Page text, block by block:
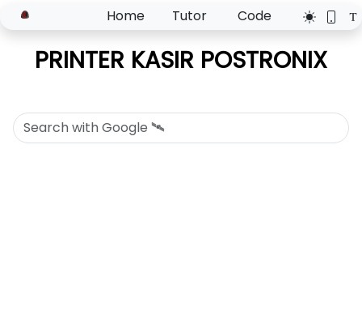
Home Tutor Code
PRINTER KASIR POSTRONIX